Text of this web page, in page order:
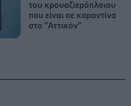
του κρουαζιερόπλοιου
που είναι σε καραντίνα
στο "Αττικόν"